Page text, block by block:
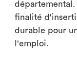
finalité
durable pour
l'emploi.